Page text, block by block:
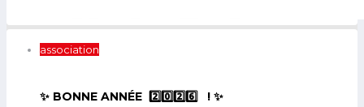
association
✨ BONNE ANNÉE 2️⃣0️⃣2️⃣6️⃣ ! ✨